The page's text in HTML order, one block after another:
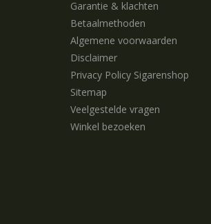
Garantie & klachten
Betaalmethoden
Algemene voorwaarden
Disclaimer
Privacy Policy Sigarenshop
Sitemap
Veelgestelde vragen
Winkel bezoeken